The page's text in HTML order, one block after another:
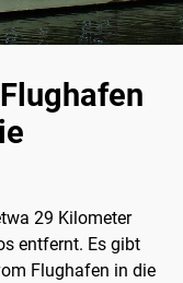
29 Kilometer
entfernt. Es gibt
Flughafen in die